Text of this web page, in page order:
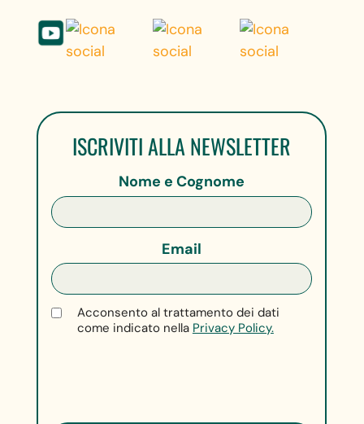
ISCRIVITI ALLA NEWSLETTER
Nome e Cognome
Email
Acconsento al trattamento dei dati
come indicato nella Privacy Policy.